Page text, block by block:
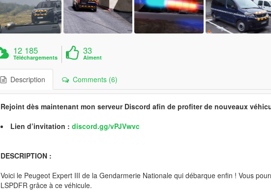
12 185
Téléchargements
33
Aiment
Description Comments (6)
Rejoint dès maintenant mon serveur Discord afin de profiter de nouveaux
Lien d’invitation : discord.gg/vPJVwvc
DESCRIPTION :
Voici le Peugeot Expert III de la Gendarmerie Nationale qui débarque enfin ! Vous
LSPDFR grâce à ce véhicule.